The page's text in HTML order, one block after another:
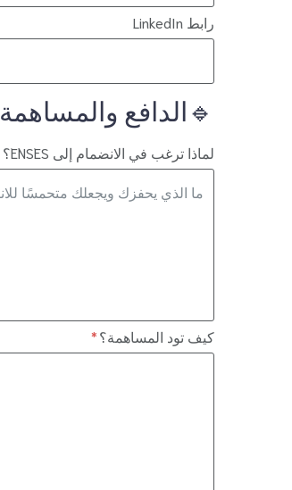
رابط LinkedIn
🔹الدافع والمساهمة
لماذا ترغب في الانضمام إلى ENSES؟
كيف تود المساهمة؟